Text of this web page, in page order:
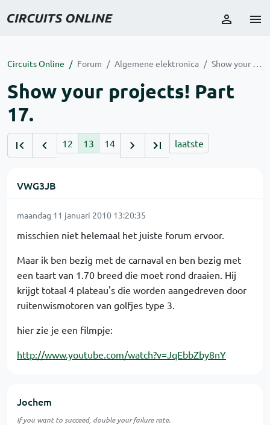
Circuits Online Forum Algemene elektronica Show your projects! Part 17.
Show your projects! Part
17.
12 13 14 laatste
VWG3JB
maandag 11 januari 2010 13:20:35
misschien niet helemaal het juiste forum ervoor.
Maar ik ben bezig met de carnaval en ben bezig met
een taart van 1.70 breed die moet rond draaien. Hij
krijgt totaal 4 plateau's die worden aangedreven door
ruitenwismotoren van golfjes type 3.
hier zie je een filmpje:
http://www.youtube.com/watch?v=JqEbbZby8nY
Jochem
If you want to succeed, double your failure rate.